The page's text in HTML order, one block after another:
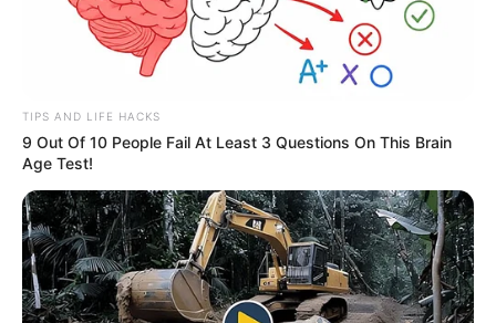
TEMAS RELACIONADOS
JIBAROS CAJAMARCA
MANTÉNGASE EN ALERTA
Tenemos todas las noticias que le
interesan. Para estar bien informado, por
favor, active las notificaciones de Alerta.
TIPS AND LIFE HACKS
9 Out Of 10 People Fail At Least 3 Questions On This Brain
Age Test!